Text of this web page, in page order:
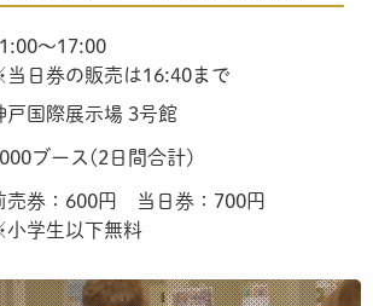
〜17:00
日券の販売は16:40まで
戸国際展示場 3号館
ブース(2日間合計)
売券：600円 当日券：700円
学生以下無料